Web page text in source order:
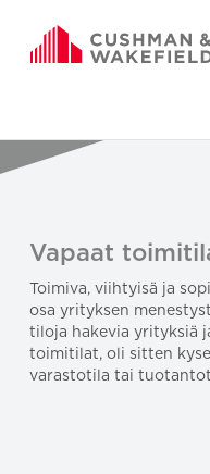
Vapaat
Toimiva, viihtyisä ja
osa yrityksen
tiloja hakevia yrityksiä
toimitilat, oli sitten
varastotila tai